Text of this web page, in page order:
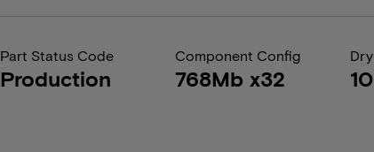
Part Status Code
Production
Component Config
768Mb x32